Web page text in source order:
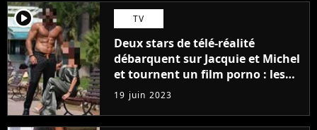
player2 TV
Deux stars de télé-réalité
débarquent sur Jacquie et Michel
et tournent un film porno : les
premières images du tournage
(exclu)
19 juin 2023